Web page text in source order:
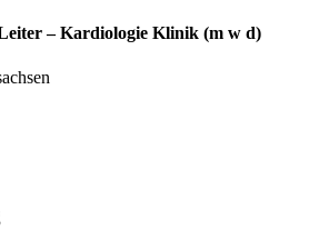
– Kardiologie Klinik (m w d)